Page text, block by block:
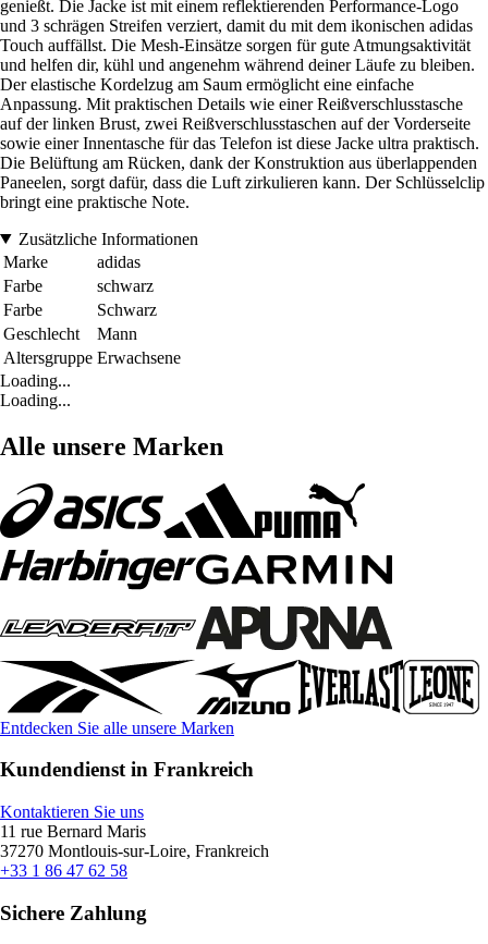
genießt. Die Jacke ist mit einem reflektierenden Performance-Logo
und 3 schrägen Streifen verziert, damit du mit dem ikonischen adidas
Touch auffällst. Die Mesh-Einsätze sorgen für gute Atmungsaktivität
und helfen dir, kühl und angenehm während deiner Läufe zu bleiben.
Der elastische Kordelzug am Saum ermöglicht eine einfache
Anpassung. Mit praktischen Details wie einer Reißverschlusstasche
auf der linken Brust, zwei Reißverschlusstaschen auf der Vorderseite
sowie einer Innentasche für das Telefon ist diese Jacke ultra praktisch.
Die Belüftung am Rücken, dank der Konstruktion aus überlappenden
Paneelen, sorgt dafür, dass die Luft zirkulieren kann. Der Schlüsselclip
bringt eine praktische Note.
Zusätzliche Informationen
Marke
adidas
Farbe
schwarz
Farbe
Schwarz
Geschlecht
Mann
Altersgruppe Erwachsene
Loading...
Loading...
Alle unsere Marken
Entdecken Sie alle unsere Marken
Kundendienst in Frankreich
Kontaktieren Sie uns
11 rue Bernard Maris
37270 Montlouis-sur-Loire, Frankreich
+33 1 86 47 62 58
Sichere Zahlung